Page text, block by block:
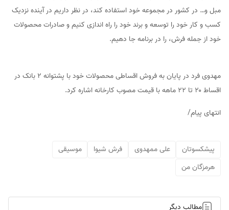
مبل و… در کشور در مجموعه خود استفاده کند، در نظر داریم در آینده نزدیک
کسب و کار خود را توسعه و برند خود را راه اندازی کنیم و صادرات محصولات
خود از جمله فرش، را در برنامه جا دهیم.
مهدوی فرد در پایان به فروش اقساطی محصولات خود با پشتوانه ۲ بانک در
اقساط ۲۰ تا ۲۲ ماهه با قیمت مصوب کارخانه اشاره کرد.
انتهای پیام/
پیشکسوتان علی ممهدوی فرش شیوا
موسیقی
هرمزگان من
مطالب دیگر